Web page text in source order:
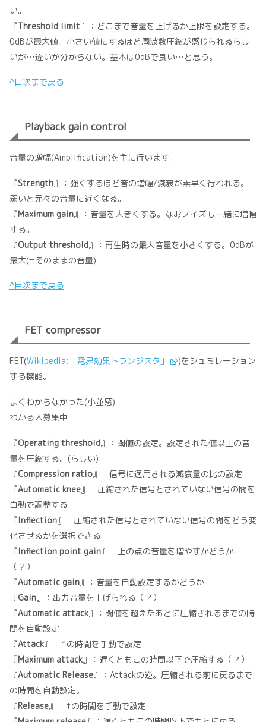
い。
『Threshold limit 』：どこまで音量を上げるか上限を設定する。
0dBが最大値。小さい値にするほど周波数圧縮が感じられるらし
いが…違いが分からない。基本は0dBで良い…と思う。
^目次まで戻る
Playback gain control
音量の増幅(Amplification)を主に行います。
『Strength 』：強くするほど音の増幅/減衰が素早く行われる。
弱いと元々の音量に近くなる。
『Maximum gain 』：音量を大きくする。なおノイズも一緒に増幅
する。
『Output threshold 』：再生時の最大音量を小さくする。0dBが
最大(=そのままの音量)
^目次まで戻る
FET compressor
FET(Wikipedia:「電界効果トランジスタ」
)をシュミレーション
する機能。
よくわからなかった(小並感)
わかる人募集中
『Operating threshold 』：閾値の設定。設定された値以上の音
量を圧縮する。(らしい)
『Compression ratio 』：信号に適用される減衰量の比の設定
『Automatic knee 』：圧縮された信号とされていない信号の間を
自動で調整する
『Inflection 』：圧縮された信号とされていない信号の間をどう変
化させるかを選択できる
『Inflection point gain 』：上の点の音量を増やすかどうか
（？）
『Automatic gain 』：音量を自動設定するかどうか
『Gain 』：出力音量を上げられる（？）
『Automatic attack 』：閾値を超えたあとに圧縮されるまでの時
間を自動設定
『Attack 』：↑の時間を手動で設定
『Maximum attack 』：遅くともこの時間以下で圧縮する（？）
『Automatic Release 』：Attackの逆。圧縮される前に戻るまで
の時間を自動設定。
『Release 』：↑の時間を手動で設定